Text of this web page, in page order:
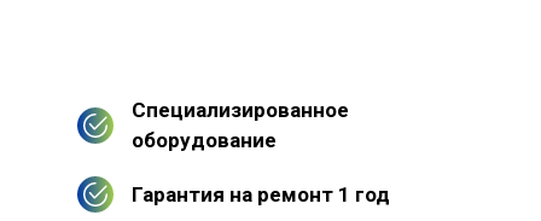
Специализированное
оборудование
Гарантия на ремонт 1 год